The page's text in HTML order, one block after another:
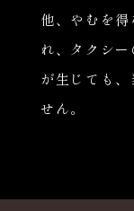
他、やむを
れ、タクシ
が生じても
せん。